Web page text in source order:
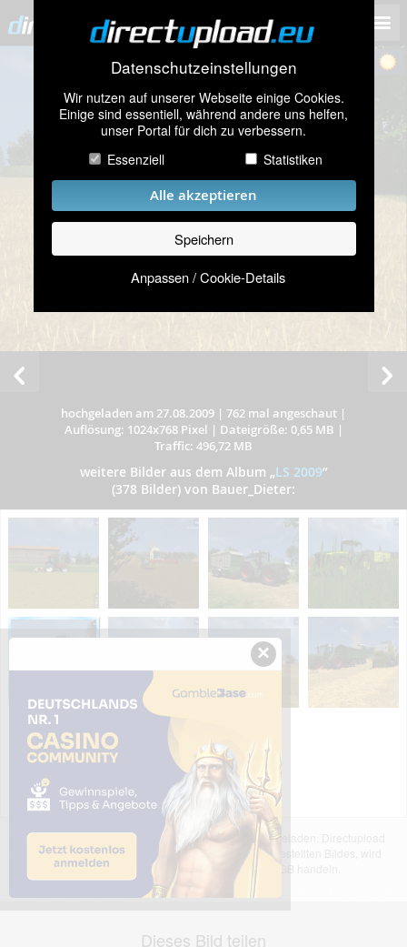
Datenschutzeinstellungen
Wir nutzen auf unserer Webseite einige Cookies.
Einige sind essentiell, während andere uns helfen,
unser Portal für dich zu verbessern.
Essenziell
Statistiken
Alle akzeptieren
Speichern
Anpassen / Cookie-Details
hochgeladen am 27.08.2009 | 762 mal angeschaut |
Auflösung: 1024x768 Pixel | Dateigröße: 0,65 MB |
Traffic: 496,72 MB
weitere Bilder aus dem Album „LS 2009”
(378 Bilder) von Bauer_Dieter:
Das dargestellte Bild wurde von einem Nutzer hochgeladen. Directupload
übernimmt keinerlei Haftung für den Inhalt des dargestellten Bildes, wird
jedoch bei Verstößen nach §2(3) unserer AGB handeln.
Dieses Bild teilen
×